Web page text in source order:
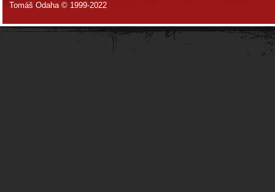
Tomáš Odaha © 1999-2022